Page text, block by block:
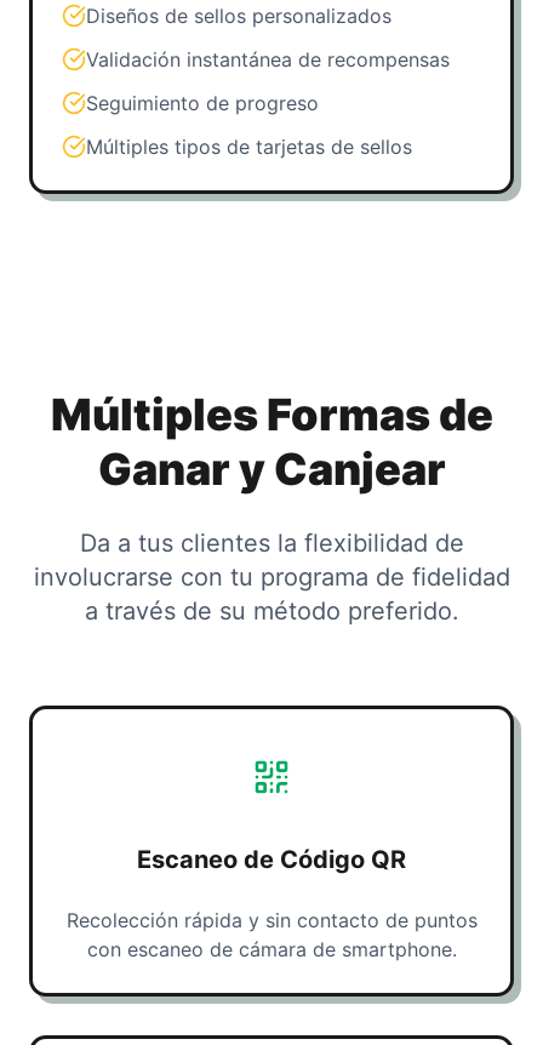
Diseños de sellos personalizados
Validación instantánea de recompensas
Seguimiento de progreso
Múltiples tipos de tarjetas de sellos
Múltiples Formas de
Ganar y Canjear
Da a tus clientes la flexibilidad de
involucrarse con tu programa de fidelidad
a través de su método preferido.
Escaneo de Código QR
Recolección rápida y sin contacto de puntos
con escaneo de cámara de smartphone.